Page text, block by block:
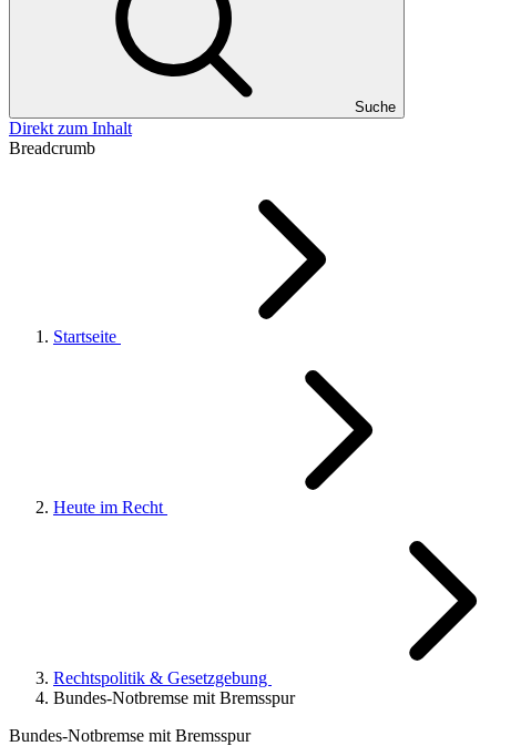
Suche
Direkt zum Inhalt
Breadcrumb
Startseite
Heute im Recht
Rechtspolitik & Gesetzgebung
Bundes-Notbremse mit Bremsspur
Bundes-Notbremse mit Bremsspur